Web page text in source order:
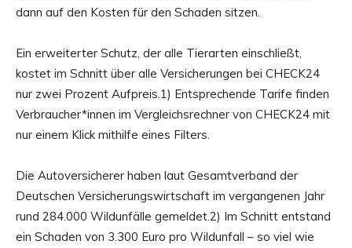
dann auf den Kosten für den Schaden sitzen.
Ein erweiterter Schutz, der alle Tierarten einschließt,
kostet im Schnitt über alle Versicherungen bei CHECK24
nur zwei Prozent Aufpreis.1) Entsprechende Tarife finden
Verbraucher*innen im Vergleichsrechner von CHECK24 mit
nur einem Klick mithilfe eines Filters.
Die Autoversicherer haben laut Gesamtverband der
Deutschen Versicherungswirtschaft im vergangenen Jahr
rund 284.000 Wildunfälle gemeldet.2) Im Schnitt entstand
ein Schaden von 3.300 Euro pro Wildunfall – so viel wie